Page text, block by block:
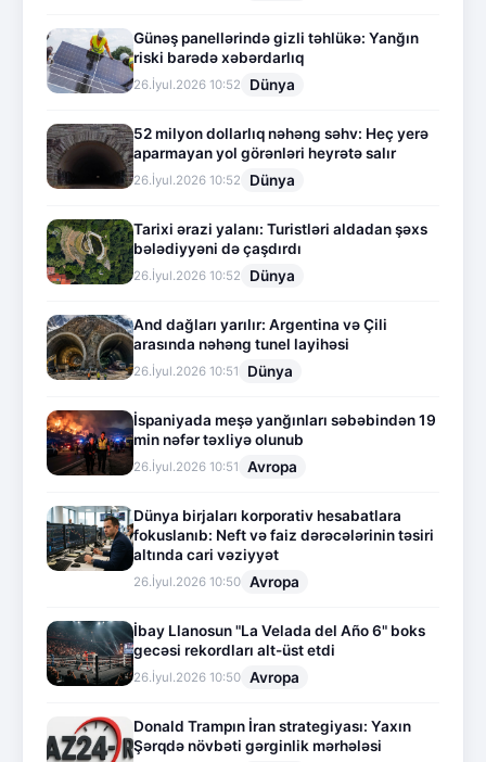
Günəş panellərində gizli təhlükə: Yanğın
riski barədə xəbərdarlıq
26.İyul.2026 10:52 Dünya
52 milyon dollarlıq nəhəng səhv: Heç yerə
aparmayan yol görənləri heyrətə salır
26.İyul.2026 10:52 Dünya
Tarixi ərazi yalanı: Turistləri aldadan şəxs
bələdiyyəni də çaşdırdı
26.İyul.2026 10:52 Dünya
And dağları yarılır: Argentina və Çili
arasında nəhəng tunel layihəsi
26.İyul.2026 10:51 Dünya
İspaniyada meşə yanğınları səbəbindən 19
min nəfər təxliyə olunub
26.İyul.2026 10:51 Avropa
Dünya birjaları korporativ hesabatlara
fokuslanıb: Neft və faiz dərəcələrinin təsiri
altında cari vəziyyət
26.İyul.2026 10:50 Avropa
İbay Llanosun "La Velada del Año 6" boks
gecəsi rekordları alt-üst etdi
26.İyul.2026 10:50 Avropa
Donald Trampın İran strategiyası: Yaxın
Şərqdə növbəti gərginlik mərhələsi